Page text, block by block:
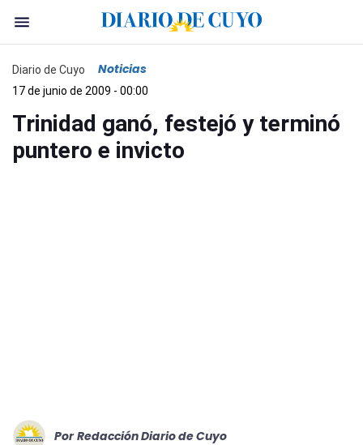
Diario de Cuyo Noticias
17 de junio de 2009 - 00:00
Trinidad ganó, festejó y terminó
puntero e invicto
Por Redacción Diario de Cuyo